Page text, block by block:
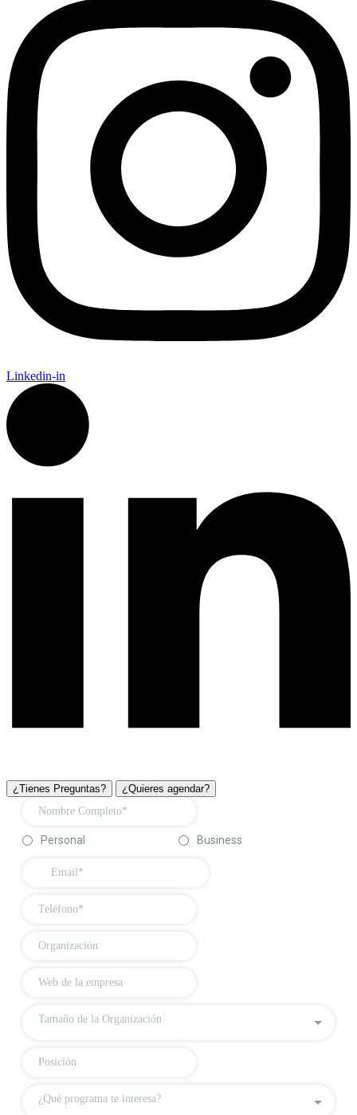
Linkedin-in
¿Tienes Preguntas? ¿Quieres agendar?